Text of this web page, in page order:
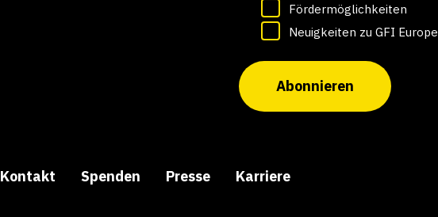
Fördermöglichkeiten
Neuigkeiten zu GFI Europe
Abonnieren
Kontakt Spenden Presse Karriere